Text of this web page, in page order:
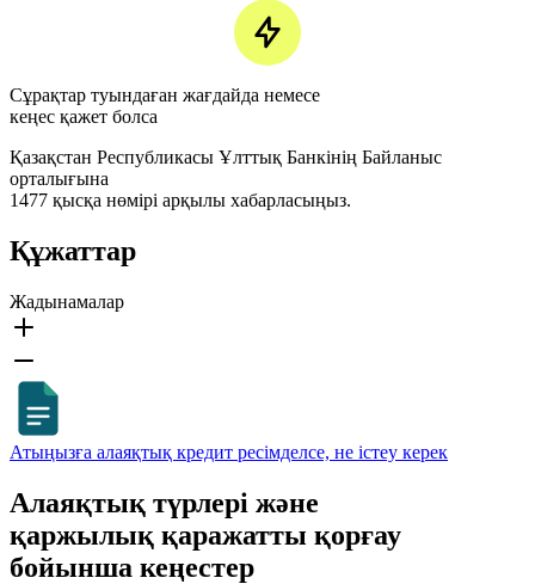
Сұрақтар туындаған жағдайда немесе
кеңес қажет болса
Қазақстан Республикасы Ұлттық Банкінің Байланыс
орталығына
1477 қысқа нөмірі арқылы хабарласыңыз.
Құжаттар
Жадынамалар
Атыңызға алаяқтық кредит ресімделсе, не істеу керек
Алаяқтық түрлері және
қаржылық қаражатты қорғау
бойынша кеңестер